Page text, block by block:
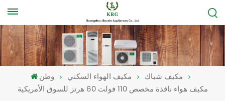
وطن مكيف الهواء السكني
مكيف شباك
مكيف هواء نافذة مخصص 110 فولت 60 هرتز للسوق الأمريكية